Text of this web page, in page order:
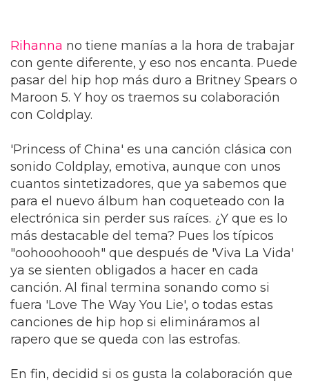
Rihanna no tiene manías a la hora de trabajar
con gente diferente, y eso nos encanta. Puede
pasar del hip hop más duro a Britney Spears o
Maroon 5. Y hoy os traemos su colaboración
con Coldplay.
'Princess of China' es una canción clásica con
sonido Coldplay, emotiva, aunque con unos
cuantos sintetizadores, que ya sabemos que
para el nuevo álbum han coqueteado con la
electrónica sin perder sus raíces. ¿Y que es lo
más destacable del tema? Pues los típicos
"oohooohoooh" que después de 'Viva La Vida'
ya se sienten obligados a hacer en cada
canción. Al final termina sonando como si
fuera 'Love The Way You Lie', o todas estas
canciones de hip hop si elimináramos al
rapero que se queda con las estrofas.
En fin, decidid si os gusta la colaboración que